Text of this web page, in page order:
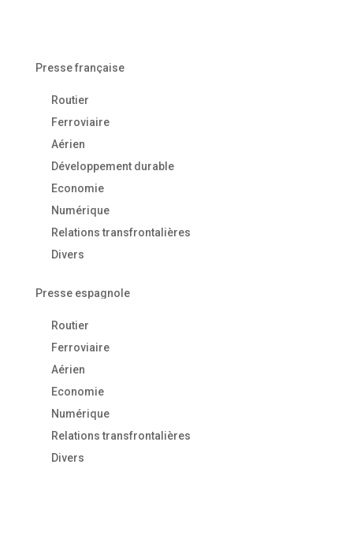
Presse française
Routier
Ferroviaire
Aérien
Développement durable
Economie
Numérique
Relations transfrontalières
Divers
Presse espagnole
Routier
Ferroviaire
Aérien
Economie
Numérique
Relations transfrontalières
Divers